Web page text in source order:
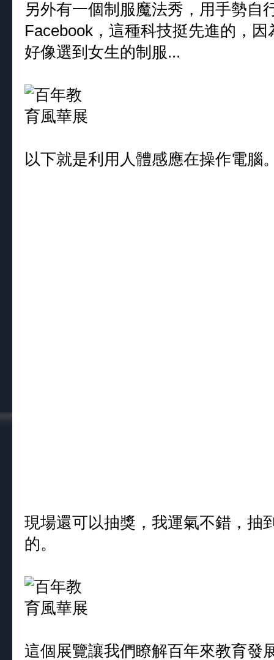
另外有一個制服魔法秀，用手勢自
Facebook，這種科技挺先進的，
好像選到女生的制服...
以下就是利用人體感應在操作電腦
現場還可以抽獎，我運氣不錯，抽
的。
這個展覽讓我們瞭解百年來教育發